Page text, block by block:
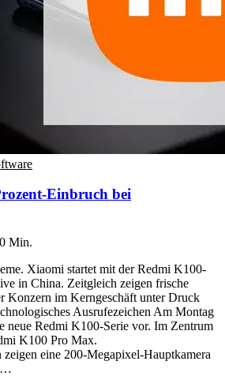
Einbruch bei
Min.
Xiaomi startet mit der Redmi K100-
in China. Zeitgleich zeigen frische
Konzern im Kerngeschäft unter Druck
Ausrufezeichen Am Montag
neue Redmi K100-Serie vor. Im Zentrum
K100 Pro Max.
eine 200-Megapixel-Hauptkamera